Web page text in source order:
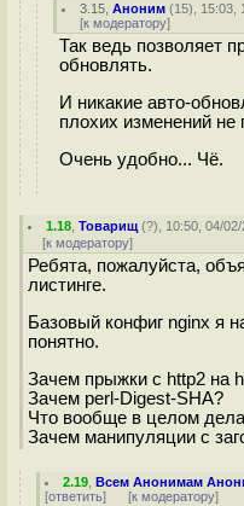
3.15 ,Аноним (15), 15:03,
[к модератору]
Так ведь позволяет
обновлять.
И никакие авто-
плохих изменений не
Очень удобно... Чё.
1.18 ,Товарищ (?), 10:50, 04/
[к модератору]
Ребята, пожалуйста,
листинге.
Базовый конфиг nginx я
понятно.
Зачем прыжки с http2 на
Зачем perl-Digest-SHA?
Что вообще в целом
Зачем манипуляции с
2.19 ,Всем Анонимам
[ответить] [к модератору]